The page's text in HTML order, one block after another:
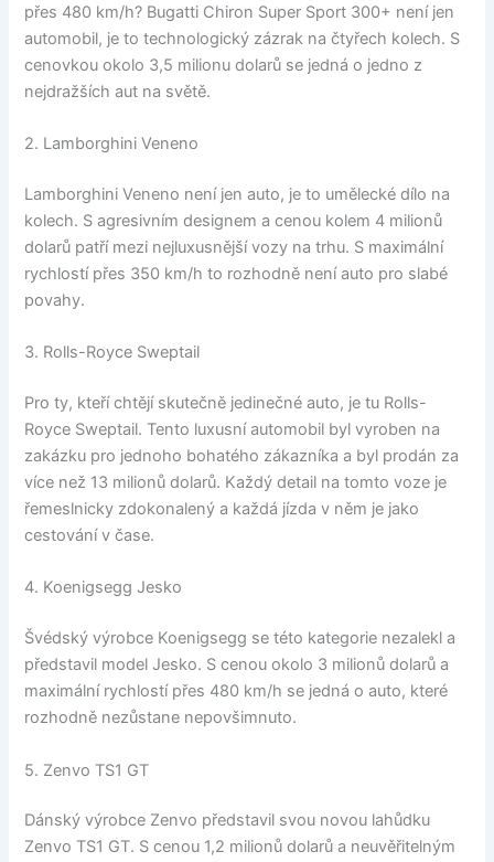
přes 480 km/h? Bugatti Chiron Super Sport 300+ není jen
automobil, je to technologický zázrak na čtyřech kolech. S
cenovkou okolo 3,5 milionu dolarů se jedná o jedno z
nejdražších aut na světě.
2. Lamborghini Veneno
Lamborghini Veneno není jen auto, je to umělecké dílo na
kolech. S agresivním designem a cenou kolem 4 milionů
dolarů patří mezi nejluxusnější vozy na trhu. S maximální
rychlostí přes 350 km/h to rozhodně není auto pro slabé
povahy.
3. Rolls-Royce Sweptail
Pro ty, kteří chtějí skutečně jedinečné auto, je tu Rolls-
Royce Sweptail. Tento luxusní automobil byl vyroben na
zakázku pro jednoho bohatého zákazníka a byl prodán za
více než 13 milionů dolarů. Každý detail na tomto voze je
řemeslnicky zdokonalený a každá jízda v něm je jako
cestování v čase.
4. Koenigsegg Jesko
Švédský výrobce Koenigsegg se této kategorie nezalekl a
představil model Jesko. S cenou okolo 3 milionů dolarů a
maximální rychlostí přes 480 km/h se jedná o auto, které
rozhodně nezůstane nepovšimnuto.
5. Zenvo TS1 GT
Dánský výrobce Zenvo představil svou novou lahůdku
Zenvo TS1 GT. S cenou 1,2 milionů dolarů a neuvěřitelným